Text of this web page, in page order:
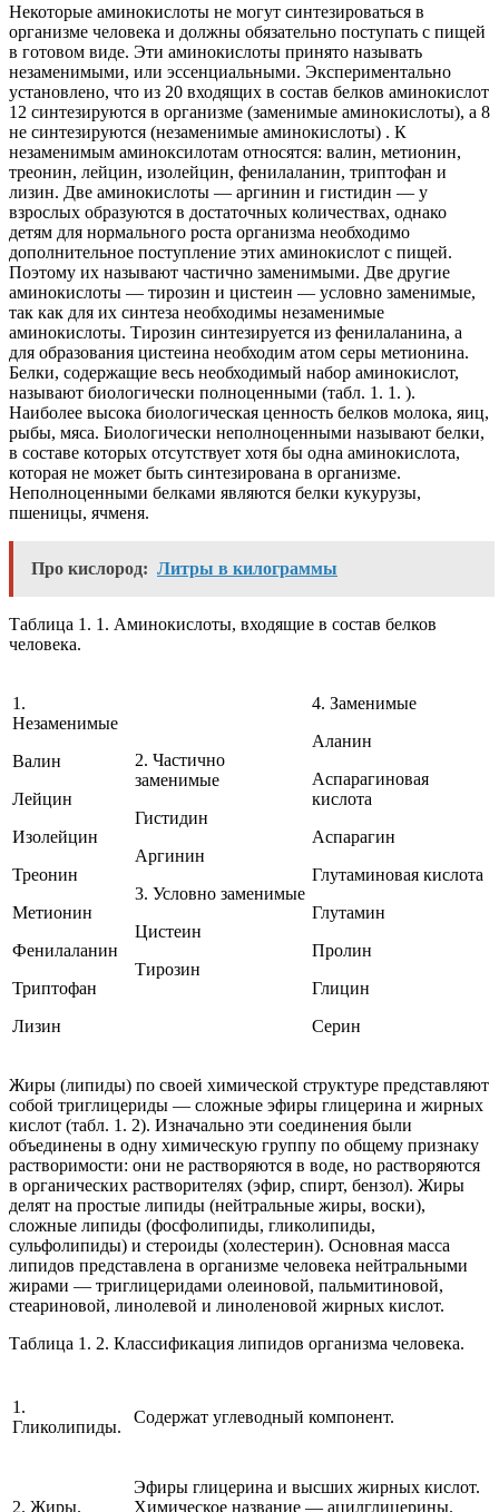
Некоторые аминокислоты не могут синтезироваться в
организме человека и должны обязательно поступать с пищей
в готовом виде. Эти аминокислоты принято называть
незаменимыми, или эссенциальными. Экспериментально
установлено, что из 20 входящих в состав белков аминокислот
12 синтезируются в организме (заменимые аминокислоты), а 8
не синтезируются (незаменимые аминокислоты) . К
незаменимым аминоксилотам относятся: валин, метионин,
треонин, лейцин, изолейцин, фенилаланин, триптофан и
лизин. Две аминокислоты — аргинин и гистидин — у
взрослых образуются в достаточных количествах, однако
детям для нормального роста организма необходимо
дополнительное поступление этих аминокислот с пищей.
Поэтому их называют частично заменимыми. Две другие
аминокислоты — тирозин и цистеин — условно заменимые,
так как для их синтеза необходимы незаменимые
аминокислоты. Тирозин синтезируется из фенилаланина, а
для образования цистеина необходим атом серы метионина.
Белки, содержащие весь необходимый набор аминокислот,
называют биологически полноценными (табл. 1. 1. ).
Наиболее высока биологическая ценность белков молока, яиц,
рыбы, мяса. Биологически неполноценными называют белки,
в составе которых отсутствует хотя бы одна аминокислота,
которая не может быть синтезирована в организме.
Неполноценными белками являются белки кукурузы,
пшеницы, ячменя.
Про кислород: Литры в килограммы
Таблица 1. 1. Аминокислоты, входящие в состав белков
человека.
1.
Незаменимые
Валин
Лейцин
Изолейцин
Треонин
Метионин
Фенилаланин
Триптофан
Лизин
2. Частично
заменимые
Гистидин
Аргинин
3. Условно заменимые
Цистеин
Тирозин
4. Заменимые
Аланин
Аспарагиновая
кислота
Аспарагин
Глутаминовая кислота
Глутамин
Пролин
Глицин
Серин
Жиры (липиды) по своей химической структуре представляют
собой триглицериды — сложные эфиры глицерина и жирных
кислот (табл. 1. 2). Изначально эти соединения были
объединены в одну химическую группу по общему признаку
растворимости: они не растворяются в воде, но растворяются
в органических растворителях (эфир, спирт, бензол). Жиры
делят на простые липиды (нейтральные жиры, воски),
сложные липиды (фосфолипиды, гликолипиды,
сульфолипиды) и стероиды (холестерин). Основная масса
липидов представлена в организме человека нейтральными
жирами — триглицеридами олеиновой, пальмитиновой,
стеариновой, линолевой и линоленовой жирных кислот.
Таблица 1. 2. Классификация липидов организма человека.
1.
Гликолипиды.
Содержат углеводный компонент.
2. Жиры.
Эфиры глицерина и высших жирных кислот.
Химическое название — ацилглицерины.